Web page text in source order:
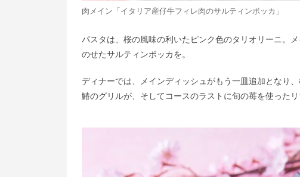
肉メイン「イタリア産仔牛フィレ肉のサルティンボッカ」
パスタは、桜の風味の利いたピンク色のタリオリーニ。
のせたサルティンボッカを。
ディナーでは、メインディッシュがもう一皿追加となり
鰆のグリルが、そしてコースのラストに旬の苺を使ったリ